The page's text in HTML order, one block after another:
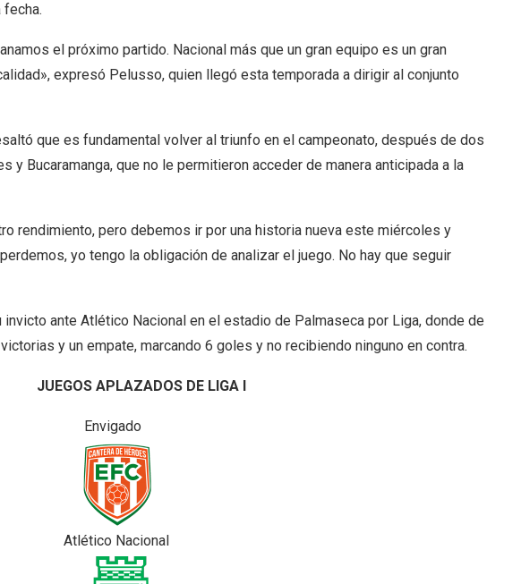
fecha.
el próximo partido. Nacional más que un gran equipo es un gran
expresó Pelusso, quien llegó esta temporada a dirigir al conjunto
que es fundamental volver al triunfo en el campeonato, después de dos
y Bucaramanga, que no le permitieron acceder de manera anticipada a la
rendimiento, pero debemos ir por una historia nueva este miércoles y
yo tengo la obligación de analizar el juego. No hay que seguir
ante Atlético Nacional en el estadio de Palmaseca por Liga, donde de
y un empate, marcando 6 goles y no recibiendo ninguno en contra.
JUEGOS APLAZADOS DE LIGA I
Nacional